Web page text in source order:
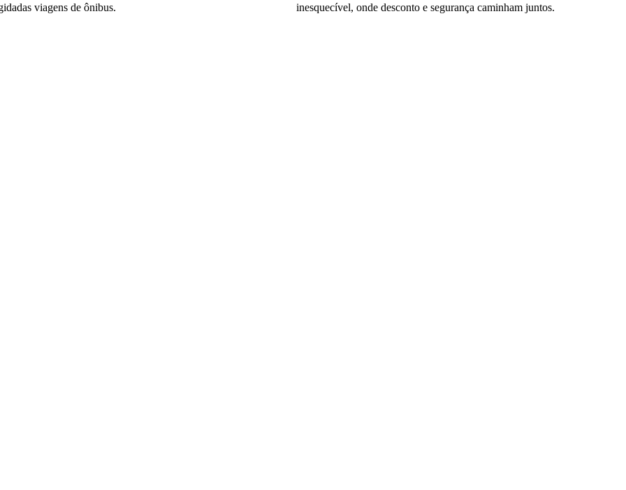
das viagens de ônibus.
inesquecível, onde desconto e segurança caminham juntos.